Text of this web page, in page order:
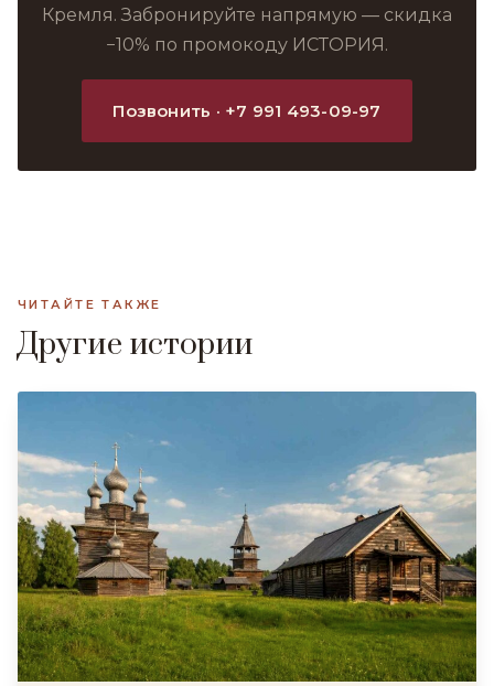
Кремля. Забронируйте напрямую — скидка
−10% по промокоду ИСТОРИЯ.
Позвонить · +7 991 493-09-97
ЧИТАЙТЕ ТАКЖЕ
Другие истории